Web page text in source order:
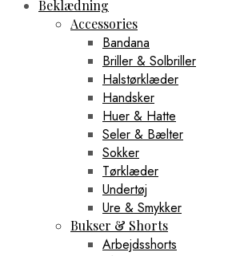
Beklædning
Accessories
Bandana
Briller & Solbriller
Halstørklæder
Handsker
Huer & Hatte
Seler & Bælter
Sokker
Tørklæder
Undertøj
Ure & Smykker
Bukser & Shorts
Arbejdsshorts